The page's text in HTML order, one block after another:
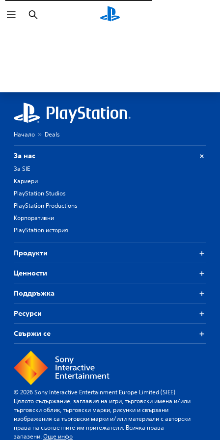
Търсене
Начало Deals
За нас
За SIE
Кариери
PlayStation Studios
PlayStation Productions
Корпоративни
PlayStation история
Продукти
Ценности
Поддръжка
Ресурси
Свържи се
© 2026 Sony Interactive Entertainment Europe Limited (SIEE)
Цялото съдържание, заглавия на игри, търговски имена и/или
търговски облик, търговски марки, рисунки и свързани
изображения са търговски марки и/или материали с авторски
права на съответните им притежатели. Всичка права
запазени.Още инфо